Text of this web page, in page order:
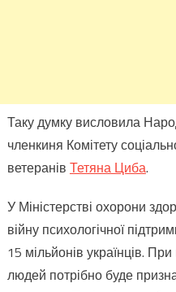
Таку думку висловила
членкиня Комітету
ветеранів Тетяна Циба.
У Міністерстві охорони
війну психологічної
15 мільйонів українців.
людей потрібно буде